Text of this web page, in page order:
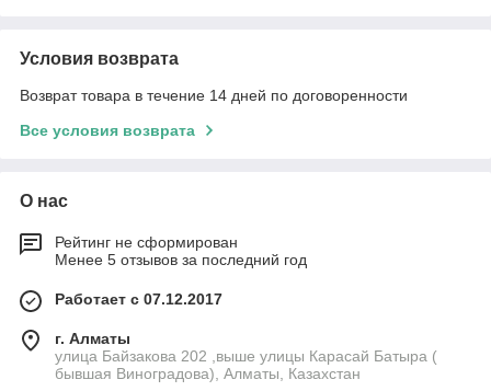
Условия возврата
Возврат товара в течение 14 дней по договоренности
Все условия возврата
О нас
Рейтинг не сформирован
Менее 5 отзывов за последний год
Работает с 07.12.2017
г. Алматы
улица Байзакова 202 ,выше улицы Карасай Батыра (
бывшая Виноградова), Алматы, Казахстан